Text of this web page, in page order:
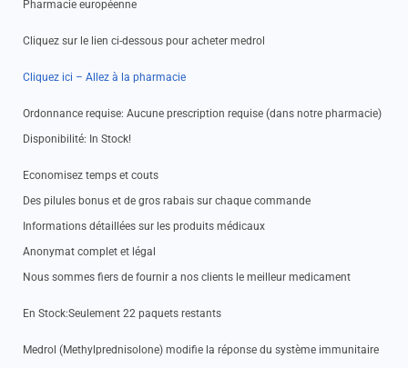
Pharmacie européenne
Cliquez sur le lien ci-dessous pour acheter medrol
Cliquez ici – Allez à la pharmacie
Ordonnance requise: Aucune prescription requise (dans notre pharmacie)
Disponibilité: In Stock!
Economisez temps et couts
Des pilules bonus et de gros rabais sur chaque commande
Informations détaillées sur les produits médicaux
Anonymat complet et légal
Nous sommes fiers de fournir a nos clients le meilleur medicament
En Stock:Seulement 22 paquets restants
Medrol (Methylprednisolone) modifie la réponse du système immunitaire